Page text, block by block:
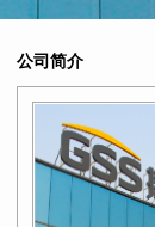
公司简介